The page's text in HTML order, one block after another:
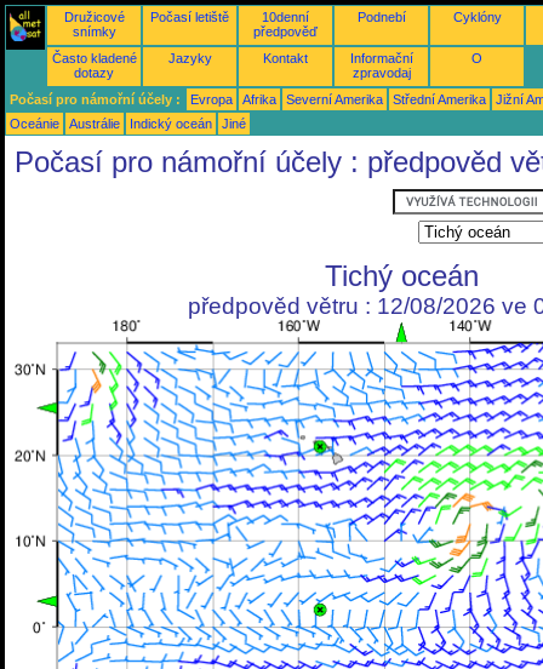
Družicové
snímky
Počasí letiště
10denní
předpověď
Podnebí Cyklóny
Často kladené
dotazy
Jazyky Kontakt
Informační
zpravodaj
O
Počasí pro námořní účely : Evropa Afrika Severní Amerika Střední Amerika
Jižní
Oceánie
Austrálie Indický oceán Jiné
Počasí pro námořní účely : předpověd
Tichý oceán
předpověd větru : 12/08/2026 ve